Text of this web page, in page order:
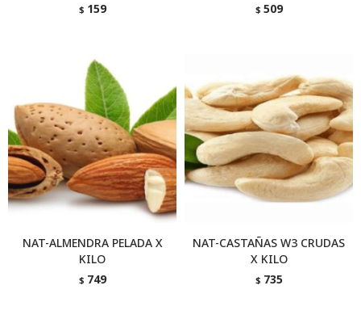
$ 159 $ 509
NAT-ALMENDRA PELADA X
KILO
$ 749
NAT-CASTAÑAS W3 CRUDAS
X KILO
$ 735